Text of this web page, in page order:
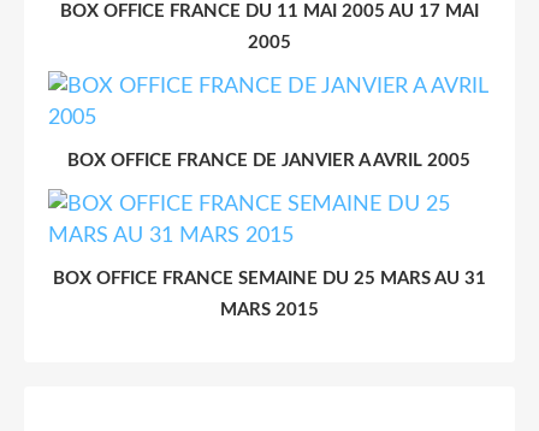
BOX OFFICE FRANCE DU 11 MAI 2005 AU 17 MAI
2005
BOX OFFICE FRANCE DE JANVIER A AVRIL 2005
BOX OFFICE FRANCE SEMAINE DU 25 MARS AU 31
MARS 2015